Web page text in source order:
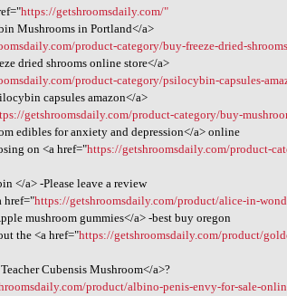
href=
https://getshroomsdaily.com/"
Mushrooms in Portland</a>
product-category/buy-freeze-dried-
dried shrooms online store</a>
product-category/psilocybin-capsules-
capsules amazon</a>
getshroomsdaily.com/product-category/buy-
edibles for anxiety and depression</a> online
on <a href="https://getshroomsdaily.com/product-
</a> -Please leave a review
href="https://getshroomsdaily.com/product/alice-in-
mushroom gummies</a> -best buy oregon
the <a href="https://getshroomsdaily.com/product/
Cubensis Mushroom</a>?
product/albino-penis-envy-for-sale-